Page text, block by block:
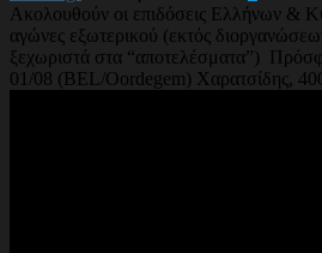
Ακολουθούν οι επιδόσεις Ελλήνων &
αγώνες εξωτερικού (εκτός
ξεχωριστά στα “αποτελέσματα”)
01/08 (BEL/Oordegem) Χαρατσίδης,